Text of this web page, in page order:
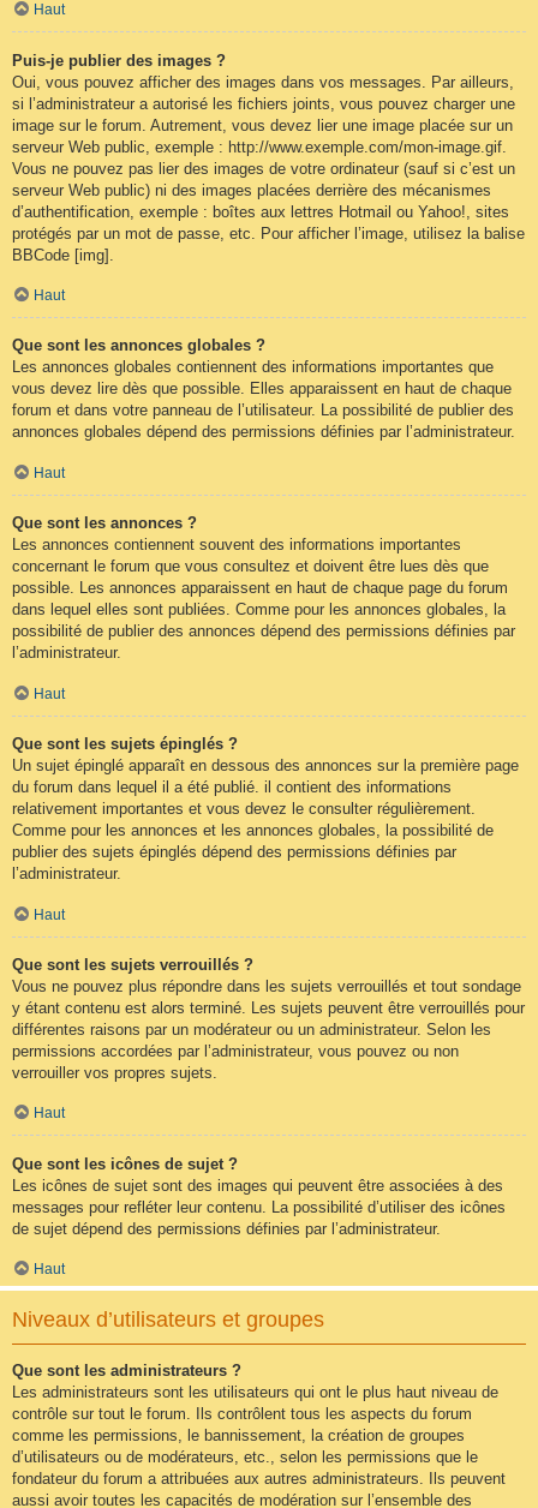
Haut
Puis-je publier des images ?
Oui, vous pouvez afficher des images dans vos messages. Par ailleurs,
si l’administrateur a autorisé les fichiers joints, vous pouvez charger une
image sur le forum. Autrement, vous devez lier une image placée sur un
serveur Web public, exemple : http://www.exemple.com/mon-image.gif.
Vous ne pouvez pas lier des images de votre ordinateur (sauf si c’est un
serveur Web public) ni des images placées derrière des mécanismes
d’authentification, exemple : boîtes aux lettres Hotmail ou Yahoo!, sites
protégés par un mot de passe, etc. Pour afficher l’image, utilisez la balise
BBCode [img].
Haut
Que sont les annonces globales ?
Les annonces globales contiennent des informations importantes que
vous devez lire dès que possible. Elles apparaissent en haut de chaque
forum et dans votre panneau de l’utilisateur. La possibilité de publier des
annonces globales dépend des permissions définies par l’administrateur.
Haut
Que sont les annonces ?
Les annonces contiennent souvent des informations importantes
concernant le forum que vous consultez et doivent être lues dès que
possible. Les annonces apparaissent en haut de chaque page du forum
dans lequel elles sont publiées. Comme pour les annonces globales, la
possibilité de publier des annonces dépend des permissions définies par
l’administrateur.
Haut
Que sont les sujets épinglés ?
Un sujet épinglé apparaît en dessous des annonces sur la première page
du forum dans lequel il a été publié. il contient des informations
relativement importantes et vous devez le consulter régulièrement.
Comme pour les annonces et les annonces globales, la possibilité de
publier des sujets épinglés dépend des permissions définies par
l’administrateur.
Haut
Que sont les sujets verrouillés ?
Vous ne pouvez plus répondre dans les sujets verrouillés et tout sondage
y étant contenu est alors terminé. Les sujets peuvent être verrouillés pour
différentes raisons par un modérateur ou un administrateur. Selon les
permissions accordées par l’administrateur, vous pouvez ou non
verrouiller vos propres sujets.
Haut
Que sont les icônes de sujet ?
Les icônes de sujet sont des images qui peuvent être associées à des
messages pour refléter leur contenu. La possibilité d’utiliser des icônes
de sujet dépend des permissions définies par l’administrateur.
Haut
Niveaux d’utilisateurs et groupes
Que sont les administrateurs ?
Les administrateurs sont les utilisateurs qui ont le plus haut niveau de
contrôle sur tout le forum. Ils contrôlent tous les aspects du forum
comme les permissions, le bannissement, la création de groupes
d’utilisateurs ou de modérateurs, etc., selon les permissions que le
fondateur du forum a attribuées aux autres administrateurs. Ils peuvent
aussi avoir toutes les capacités de modération sur l’ensemble des